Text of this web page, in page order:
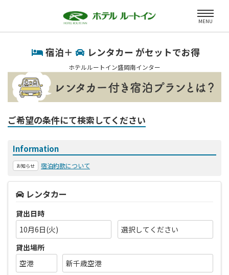
MENU
宿泊＋ レンタカー がセットでお得
ホテルルートイン盛岡南インター
ご希望の条件にて検索してください
Information
お知らせ 宿泊約款について
レンタカー
貸出日時
10月6日(火)
貸出場所